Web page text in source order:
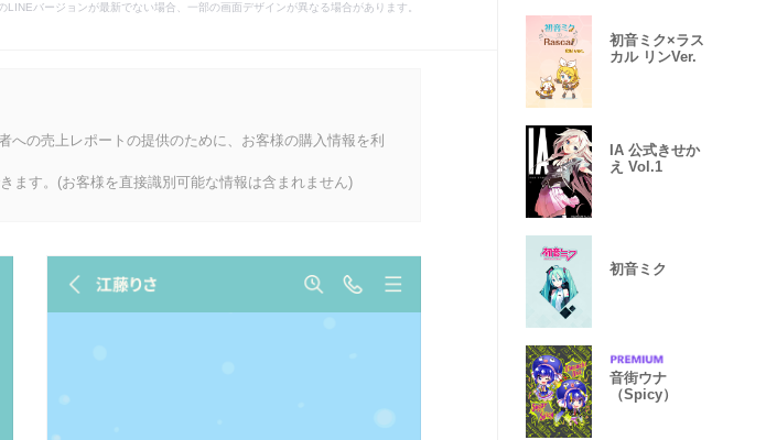
LINEバージョンが最新でない場合、一部の画面デザインが異なる場合があります。
への売上レポートの提供のために、お客様の購入情報を利
ます。(お客様を直接識別可能な情報は含まれません)
初音ミク×ラス
カル リンVer.
IA 公式きせか
え Vol.1
初音ミク
音街ウナ
（Spicy）